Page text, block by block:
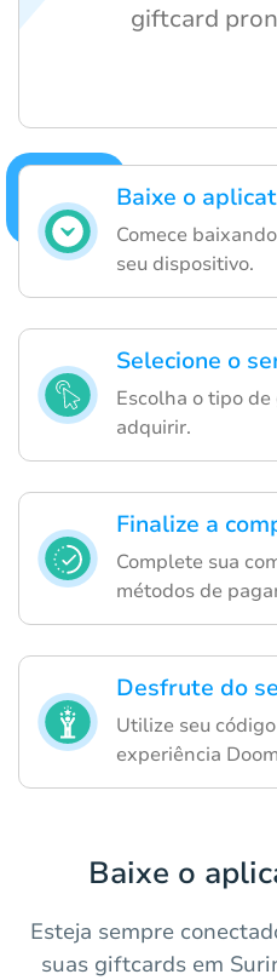
Baixe o
Comece
seu dispositivo.
Selecione o
Escolha o tipo
adquirir.
Finalize a
Complete sua
métodos de
Desfrute do
Utilize seu
experiência
giftcard
Baixe o
Esteja sempre
suas giftcards em